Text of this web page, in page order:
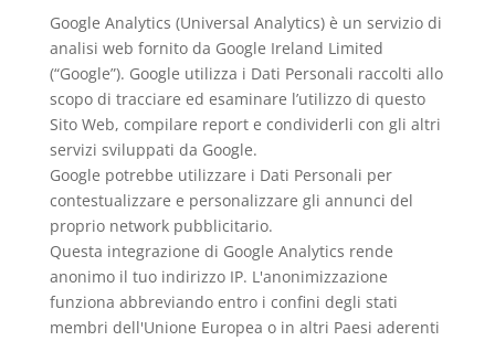
Google Analytics (Universal Analytics) è un servizio di
analisi web fornito da Google Ireland Limited
(“Google”). Google utilizza i Dati Personali raccolti allo
scopo di tracciare ed esaminare l’utilizzo di questo
Sito Web, compilare report e condividerli con gli altri
servizi sviluppati da Google.
Google potrebbe utilizzare i Dati Personali per
contestualizzare e personalizzare gli annunci del
proprio network pubblicitario.
Questa integrazione di Google Analytics rende
anonimo il tuo indirizzo IP. L'anonimizzazione
funziona abbreviando entro i confini degli stati
membri dell'Unione Europea o in altri Paesi aderenti